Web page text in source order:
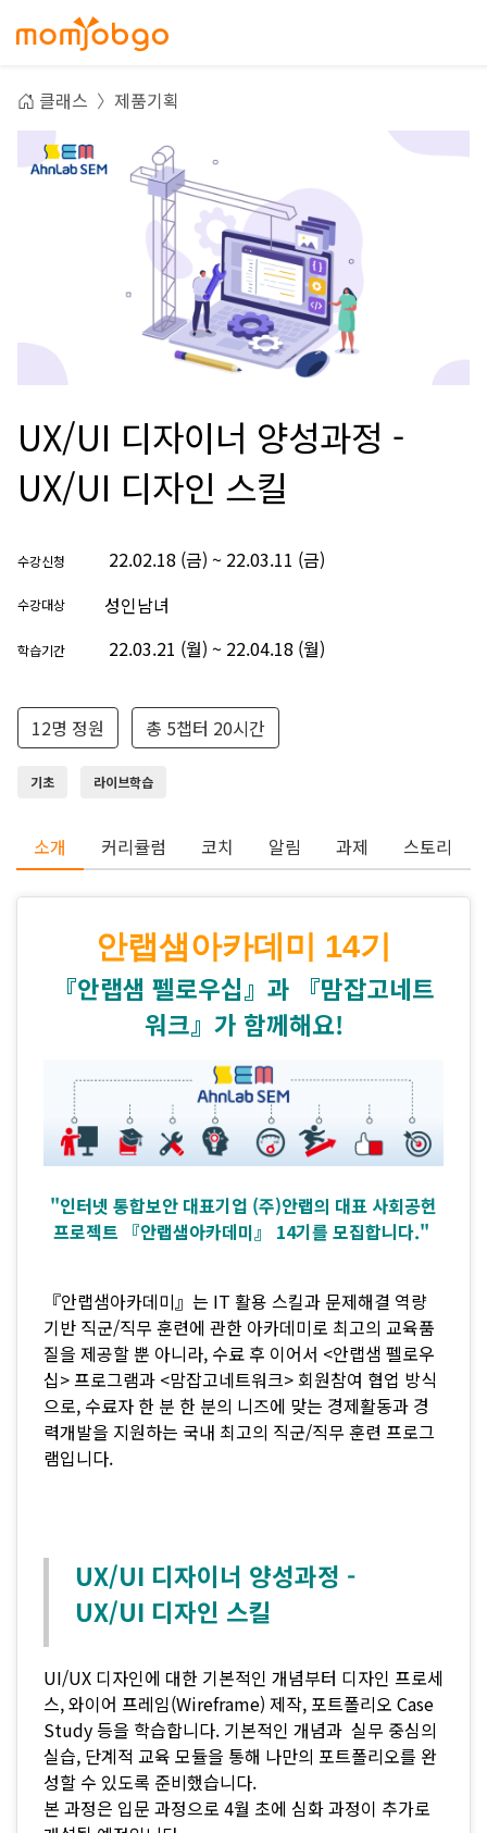
클래스 제품기획
UX/UI 디자이너 양성과정 -
UX/UI 디자인 스킬
수강신청 22.02.18 (금) ~ 22.03.11 (금)
수강대상 성인남녀
학습기간 22.03.21 (월) ~ 22.04.18 (월)
12명 정원 총 5챕터 20시간
기초 라이브학습
소개 커리큘럼 코치 알림 과제 스토리
안랩샘아카데미 14기
『안랩샘 펠로우십』과 『맘잡고네트
워크』가 함께해요!
"인터넷 통합보안 대표기업 (주)안랩의 대표 사회공헌
프로젝트 『안랩샘아카데미』 14기를 모집합니다."
『안랩샘아카데미』는 IT 활용 스킬과 문제해결 역량
기반 직군/직무 훈련에 관한 아카데미로 최고의 교육품
질을 제공할 뿐 아니라, 수료 후 이어서 <안랩샘 펠로우
십> 프로그램과 <맘잡고네트워크> 회원참여 협업 방식
으로, 수료자 한 분 한 분의 니즈에 맞는 경제활동과 경
력개발을 지원하는 국내 최고의 직군/직무 훈련 프로그
램입니다.
UX/UI 디자이너 양성과정 -
UX/UI 디자인 스킬
UI/UX 디자인에 대한 기본적인 개념부터 디자인 프로세
스, 와이어 프레임(Wireframe) 제작, 포트폴리오 Case
Study 등을 학습합니다. 기본적인 개념과 실무 중심의
실습, 단계적 교육 모듈을 통해 나만의 포트폴리오를 완
성할 수 있도록 준비했습니다.
본 과정은 입문 과정으로 4월 초에 심화 과정이 추가로